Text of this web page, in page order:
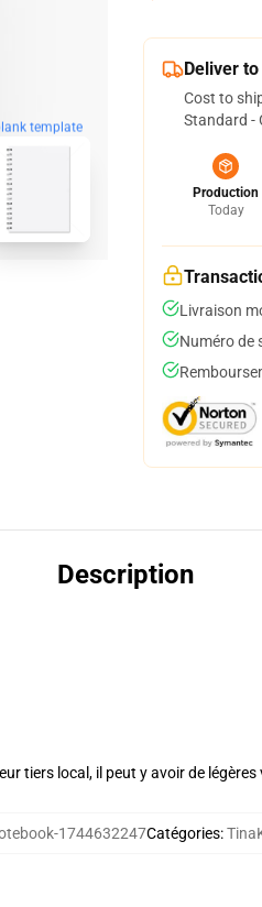
template
Deliver
Cost to
Standard -
Production
Today
Livraison
Numéro de
Description
tiers local, il peut y avoir de
1744632247Catégories: